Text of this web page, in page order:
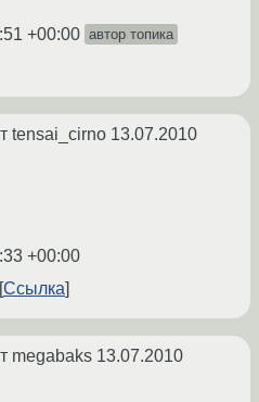
+00:00 автор топика
tensai_cirno 13.07.2010
+00:00
Ссылка
megabaks 13.07.2010